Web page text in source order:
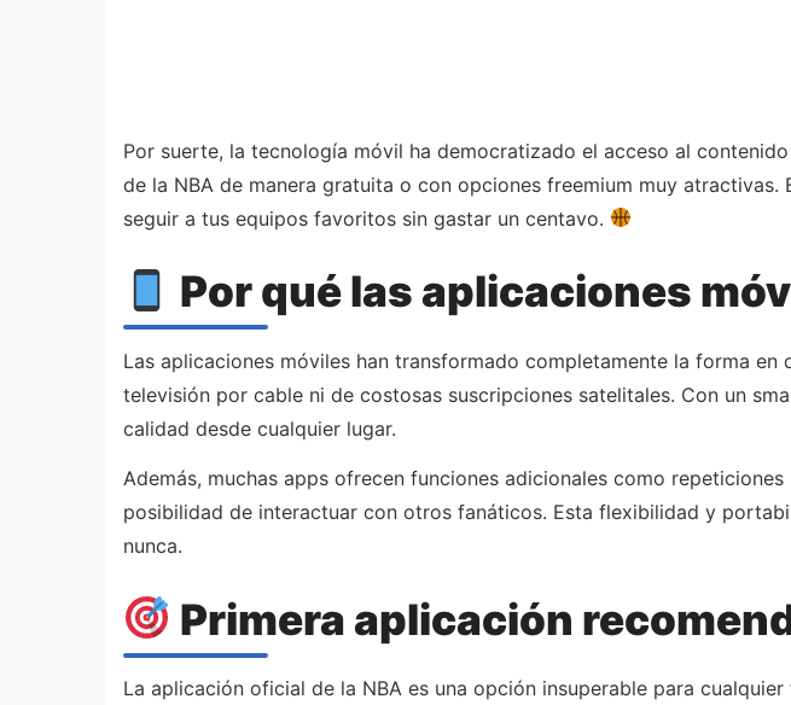
Por suerte, la tecnología móvil ha democratizado el acceso al
de la NBA de manera gratuita o con opciones freemium muy
seguir a tus equipos favoritos sin gastar un centavo.
Por qué las aplicaciones
Las aplicaciones móviles han transformado completamente la forma
televisión por cable ni de costosas suscripciones satelitales. Con un
calidad desde cualquier lugar.
Además, muchas apps ofrecen funciones adicionales como
posibilidad de interactuar con otros fanáticos. Esta flexibilidad y
nunca.
Primera aplicación
La aplicación oficial de la NBA es una opción insuperable para